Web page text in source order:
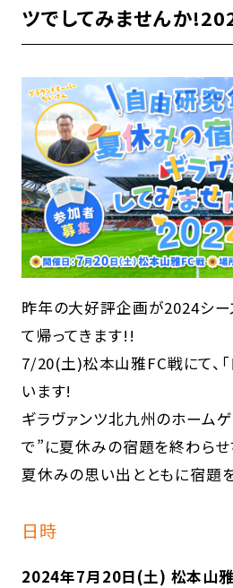
ツでしてみませんか
昨年の大好評企画が2024シー
て帰ってきます!!
7/20(土)松本山雅FC戦にて、
います!
ギラヴァンツ北九州のホーム
で”に夏休みの宿題を終わらせ
夏休みの思い出とともに宿題
日時
2024年7月20日(土) 松本山